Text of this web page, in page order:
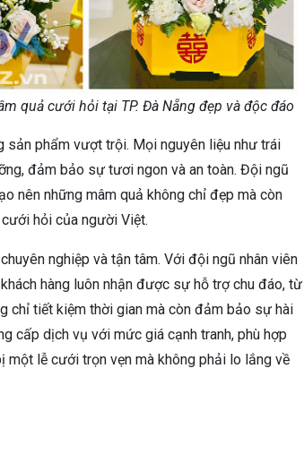
quả cưới hỏi tại TP. Đà Nẵng đẹp và độc đáo
sản phẩm vượt trội. Mọi nguyên liệu như trái
đảm bảo sự tươi ngon và an toàn. Đội ngũ
nên những mâm quả không chỉ đẹp mà còn
hỏi của người Việt.
nghiệp và tận tâm. Với đội ngũ nhân viên
hàng luôn nhận được sự hỗ trợ chu đáo, từ
chỉ tiết kiệm thời gian mà còn đảm bảo sự hài
cấp dịch vụ với mức giá cạnh tranh, phù hợp
một lễ cưới trọn vẹn mà không phải lo lắng về